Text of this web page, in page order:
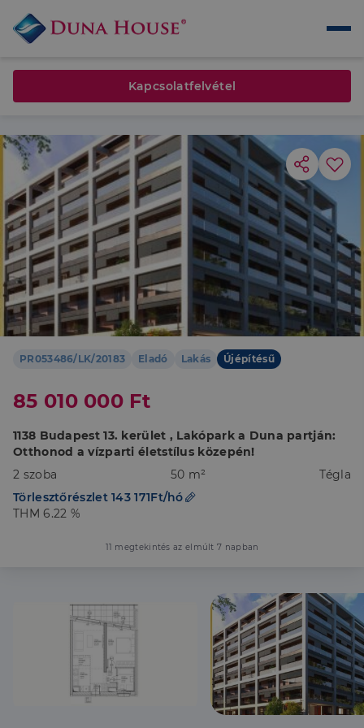
PR053486/LK/20183 Eladó Lakás Újépítésű
85 010 000 Ft
1138 Budapest 13. kerület , Lakópark a Duna partján:
Otthonod a vízparti életstílus közepén!
2 szoba
50 m²
Tégla
Törlesztőrészlet 143 171Ft/hó
THM 6.22 %
11 megtekintés az elmúlt 7 napban
Kapcsolatfelvétel